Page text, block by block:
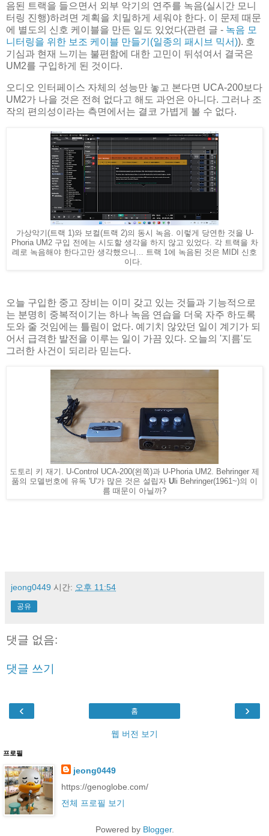
음된 트랙을 들으면서 외부 악기의 연주를 녹음(실시간 모니
터링 진행)하려면 계획을 치밀하게 세워야 한다. 이 문제 때문
에 별도의 신호 케이블을 만든 일도 있었다(관련 글 - 녹음 모
니터링을 위한 보조 케이블 만들기(일종의 패시브 믹서)). 호
기심과 현재 느끼는 불편함에 대한 고민이 뒤섞여서 결국은
UM2를 구입하게 된 것이다.
오디오 인터페이스 자체의 성능만 놓고 본다면 UCA-200보다
UM2가 나을 것은 전혀 없다고 해도 과언은 아니다. 그러나 조
작의 편의성이라는 측면에서는 결코 가볍게 볼 수 없다.
가상악기(트랙 1)와 보컬(트랙 2)의 동시 녹음. 이렇게 당연한 것을 U-
Phoria UM2 구입 전에는 시도할 생각을 하지 않고 있었다. 각 트랙을 차
례로 녹음해야 한다고만 생각했으니... 트랙 1에 녹음된 것은 MIDI 신호
이다.
오늘 구입한 중고 장비는 이미 갖고 있는 것들과 기능적으로
는 분명히 중복적이기는 하나 녹음 연습을 더욱 자주 하도록
도와 줄 것임에는 틀림이 없다. 예기치 않았던 일이 계기가 되
어서 급격한 발전을 이루는 일이 가끔 있다. 오늘의 '지름'도
그러한 사건이 되리라 믿는다.
도토리 키 재기. U-Control UCA-200(왼쪽)과 U-Phoria UM2. Behringer 제
품의 모델번호에 유독 'U'가 많은 것은 설립자 U li Behringer(1961~)의 이
름 때문이 아닐까?
jeong0449 시간: 오후 11:54
공유
댓글 없음:
댓글 쓰기
‹ ›
홈
웹 버전 보기
프로필
jeong0449
https://genoglobe.com/
전체 프로필 보기
Powered by Blogger.